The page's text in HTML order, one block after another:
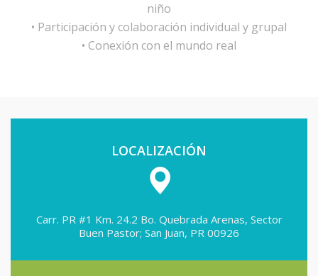
niño
• Participación y colaboración individual y grupal
• Conexión con el mundo real
LOCALIZACIÓN
Carr. PR #1 Km. 24.2 Bo. Quebrada Arenas, Sector
Buen Pastor; San Juan, PR 00926